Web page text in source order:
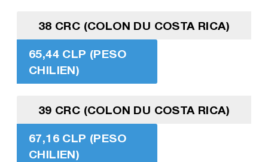
38 CRC (COLON DU COSTA RICA)
65,44 CLP (PESO
CHILIEN)
39 CRC (COLON DU COSTA RICA)
67,16 CLP (PESO
CHILIEN)